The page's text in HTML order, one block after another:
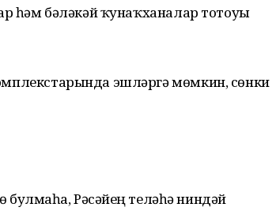
һәм бәләкәй ҡунаҡханалар тотоуҙы
эшләргә мөмкин, сөнки
булмаһа, Рәсәйҙең теләһә ниндәй